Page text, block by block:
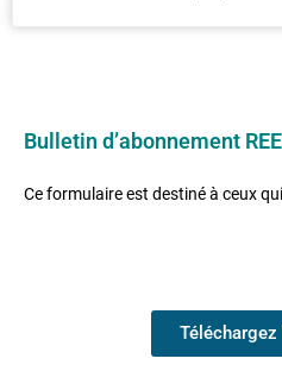
Bulletin d’abonnement
Ce formulaire est destiné à ceux
Téléchargez